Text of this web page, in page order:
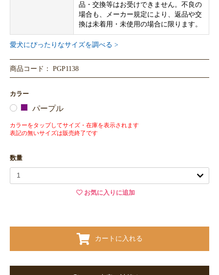
品・交換等はお受けできません。不良の
場合も、メーカー規定により、返品や交
換は未着用・未使用の場合に限ります。
愛犬にぴったりなサイズを調べる >
商品コード： PGP1138
カラー
パープル
カラーをタップしてサイズ・在庫を表示されます
表記の無いサイズは販売終了です
数量
お気に入りに追加
カートに入れる